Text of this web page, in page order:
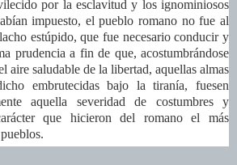
por la esclavitud y los ignominiosos
impuesto, el pueblo romano no fue al
estúpido, que fue necesario conducir y
prudencia a fin de que, acostumbrándose
aire saludable de la libertad, aquellas almas
embrutecidas bajo la tiranía, fuesen
aquella severidad de costumbres y
que hicieron del romano el más